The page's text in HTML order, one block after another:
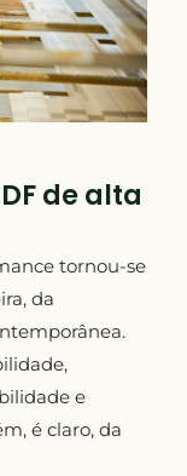
de alta
tornou-se
da
e
é claro, da